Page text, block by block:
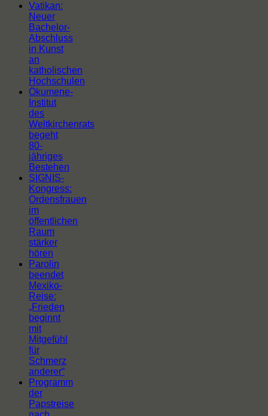
Vatikan:
Neuer
Bachelor-
Abschluss
in Kunst
an
katholischen
Hochschulen
Ökumene-
Institut
des
Weltkirchenrats
begeht
80-
jähriges
Bestehen
SIGNIS-
Kongress:
Ordensfrauen
im
öffentlichen
Raum
stärker
hören
Parolin
beendet
Mexiko-
Reise:
„Frieden
beginnt
mit
Mitgefühl
für
Schmerz
anderer“
Programm
der
Papstreise